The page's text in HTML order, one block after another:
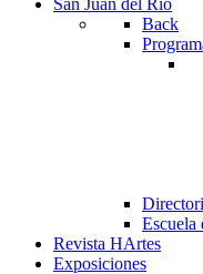
San Juan del Río
Back
Escuela
Revista HArtes
Exposiciones